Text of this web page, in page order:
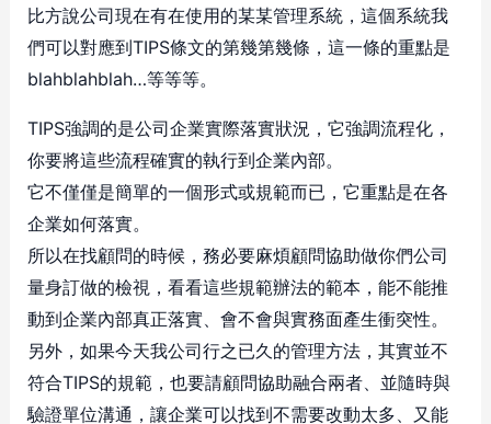
比方說公司現在有在使用的某某管理系統，這個系統我
們可以對應到TIPS條文的第幾第幾條，這一條的重點是
blahblahblah…等等等。
TIPS強調的是公司企業實際落實狀況，它強調流程化，
你要將這些流程確實的執行到企業內部。
它不僅僅是簡單的一個形式或規範而已，它重點是在各
企業如何落實。
所以在找顧問的時候，務必要麻煩顧問協助做你們公司
量身訂做的檢視，看看這些規範辦法的範本，能不能推
動到企業內部真正落實、會不會與實務面產生衝突性。
另外，如果今天我公司行之已久的管理方法，其實並不
符合TIPS的規範，也要請顧問協助融合兩者、並隨時與
驗證單位溝通，讓企業可以找到不需要改動太多、又能